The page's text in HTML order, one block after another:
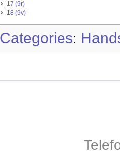
17 (9r)
18 (9v)
Categories: